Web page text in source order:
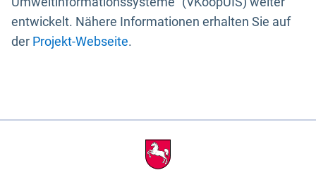
entwickelt. Nähere Informationen erhalten Sie auf
der Projekt-Webseite.